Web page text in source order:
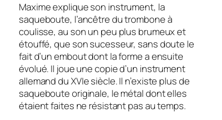
Maxime explique son instrument, la
saqueboute, l’ancêtre du trombone à
coulisse, au son un peu plus brumeux et
étouffé, que son sucesseur, sans doute le
fait d’un embout dont la forme a ensuite
évolué. Il joue une copie d’un instrument
allemand du XVIe siècle. Il n’existe plus de
saqueboute originale, le métal dont elles
étaient faites ne résistant pas au temps.